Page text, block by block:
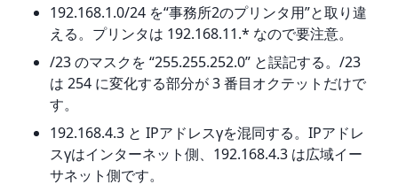
192.168.1.0/24 を“事務所2のプリンタ用”と取り違
える。プリンタは 192.168.11.* なので要注意。
/23 のマスクを “255.255.252.0” と誤記する。/23
は 254 に変化する部分が 3 番目オクテットだけで
す。
192.168.4.3 と IPアドレスγを混同する。IPアドレ
スγはインターネット側、192.168.4.3 は広域イー
サネット側です。